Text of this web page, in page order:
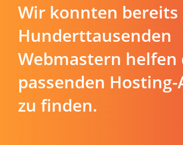
Wir konnten bereits
Hunderttausenden
Webmastern helfen
passenden
zu finden.